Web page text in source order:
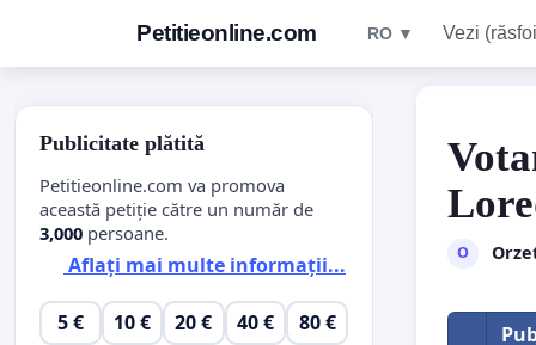
Petitieonline.com RO ▼ Vezi
O
Publicitate plătită
Petitieonline.com va promova
această petiție către un număr de
3,000 persoane.
Aflați mai multe informații...
5 € 10 € 20 € 40 € 80 €